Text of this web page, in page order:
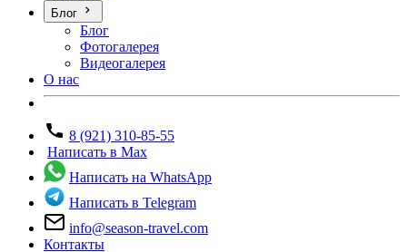
Блог
Блог
Фотогалерея
Видеогалерея
О нас
8 (921) 310-85-55
Написать в Max
Написать на WhatsApp
Написать в Telegram
info@season-travel.com
Контакты